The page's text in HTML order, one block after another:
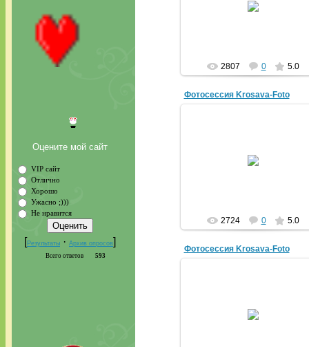
2807 0 5.0
Фотосессия Krosava-Foto
2724 0 5.0
Фотосессия Krosava-Foto
Оцените мой сайт
VIP сайт
Отлично
Хорошо
Ужасно ;)))
Не нравится
[Результаты · Архив опросов]
Всего ответов 593